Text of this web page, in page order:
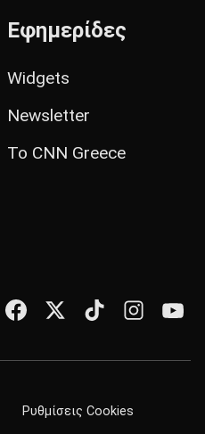
Εφημερίδες
Widgets
Newsletter
Το CNN Greece
Ρυθμίσεις Cookies